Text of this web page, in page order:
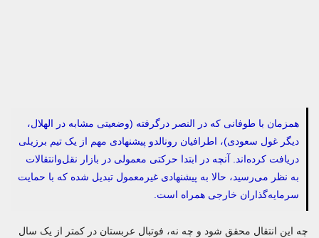
همزمان با طوفانی که در النصر درگرفته (وضعیتی مشابه در الهلال،
دیگر غول سعودی)، اطرافیان رونالدو پیشنهادی مهم از یک تیم برزیلی
دریافت کرده‌اند. آنچه در ابتدا حرکتی معمولی در بازار نقل‌وانتقالات
به نظر می‌رسید، حالا به پیشنهادی غیرمعمول تبدیل شده که با حمایت
سرمایه‌گذاران خارجی همراه است.
چه این انتقال محقق شود و چه نه، فوتبال عربستان در کمتر از یک سال